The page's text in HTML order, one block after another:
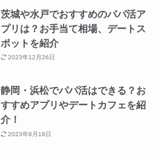
茨城や水戸でおすすめのパパ活ア
プリは？お手当て相場、デートス
ポットを紹介
2023年12月26日
静岡・浜松でパパ活はできる？お
すすめアプリやデートカフェを紹
介！
2023年6月18日